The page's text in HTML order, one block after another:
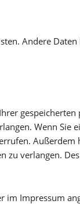
Andere
gespeicherten
Wenn Sie
Außerdem
zu verlangen.
Impressum